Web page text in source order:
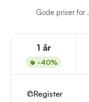
Gode priser for
1 år
-40%
Register